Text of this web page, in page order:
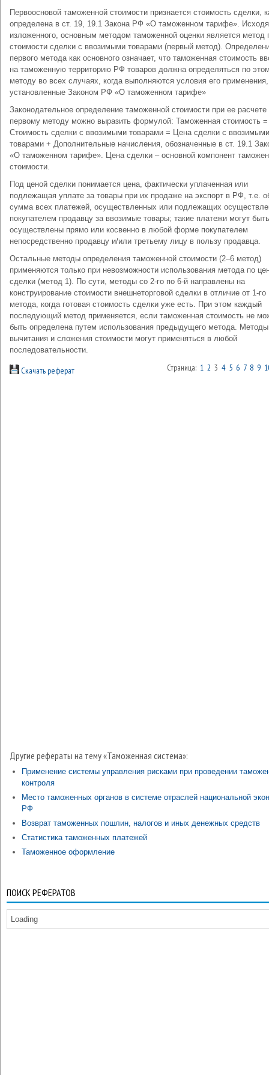
Первоосновой таможенной стоимости признается стоимость сделки,
определена в ст. 19, 19.1 Закона РФ «О таможенном тарифе».
изложенного, основным методом таможенной оценки является метод
стоимости сделки с ввозимыми товарами (первый метод).
первого метода как основного означает, что таможенная стоимость
на таможенную территорию РФ товаров должна определяться по
методу во всех случаях, когда выполняются условия его применения,
установленные Законом РФ «О таможенном тарифе»
Законодательное определение таможенной стоимости при ее расчете
первому методу можно выразить формулой: Таможенная стоимость =
Стоимость сделки с ввозимыми товарами = Цена сделки с ввозимыми
товарами + Дополнительные начисления, обозначенные в ст. 19.1
«О таможенном тарифе». Цена сделки – основной компонент
стоимости.
Под ценой сделки понимается цена, фактически уплаченная или
подлежащая уплате за товары при их продаже на экспорт в РФ, т.е.
сумма всех платежей, осуществленных или подлежащих
покупателем продавцу за ввозимые товары; такие платежи могут быть
осуществлены прямо или косвенно в любой форме покупателем
непосредственно продавцу и/или третьему лицу в пользу продавца.
Остальные методы определения таможенной стоимости (2–6 метод)
применяются только при невозможности использования метода по
сделки (метод 1). По сути, методы со 2-го по 6-й направлены на
конструирование стоимости внешнеторговой сделки в отличие от 1-го
метода, когда готовая стоимость сделки уже есть. При этом каждый
последующий метод применяется, если таможенная стоимость не
быть определена путем использования предыдущего метода. Методы
вычитания и сложения стоимости могут применяться в любой
последовательности.
Скачать реферат Страница: 1 2 3 4 5 6 7 8 9
Другие рефераты на тему «Таможенная система»:
Применение системы управления рисками при проведении
контроля
Место таможенных органов в системе отраслей национальной
РФ
Возврат таможенных пошлин, налогов и иных денежных средств
Статистика таможенных платежей
Таможенное оформление
ПОИСК РЕФЕРАТОВ
Loading